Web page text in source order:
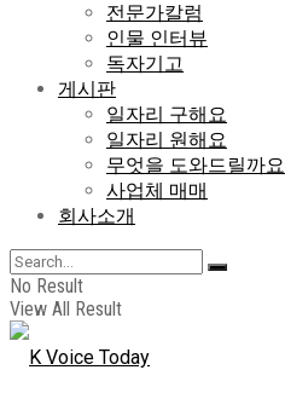
전문가칼럼
인물 인터뷰
독자기고
게시판
일자리 구해요
일자리 원해요
무엇을 도와드릴까요
사업체 매매
회사소개
No Result
View All Result